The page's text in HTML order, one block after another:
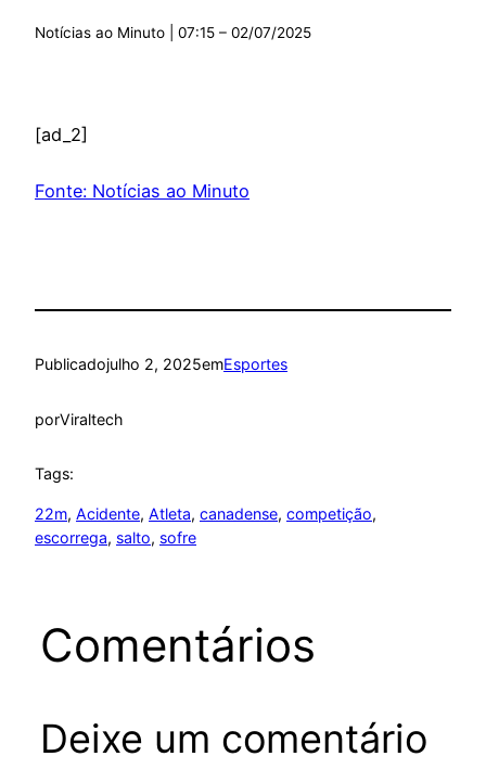
Notícias ao Minuto | 07:15 – 02/07/2025
[ad_2]
Fonte: Notícias ao Minuto
Publicadojulho 2, 2025emEsportes
porViraltech
Tags:
22m, Acidente, Atleta, canadense, competição
escorrega, salto, sofre
Comentários
Deixe um comentário